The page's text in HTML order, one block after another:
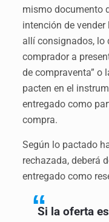
mismo documento
intención de
allí consignados, lo
comprador a
de compraventa” o
pacten en el
entregado como
compra.
Según lo pactado
rechazada, deberá
entregado como
Si la oferta